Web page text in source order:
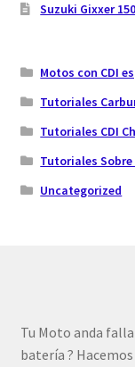
Suzuki Gixxer 150
Motos con CDI
Tutoriales
Tutoriales CDI
Tutoriales
Uncategorized
Tu Moto anda
batería ?